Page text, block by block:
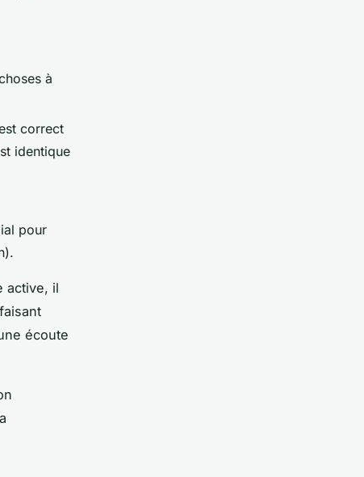
à
correct
identique
pour
active, il
écoute